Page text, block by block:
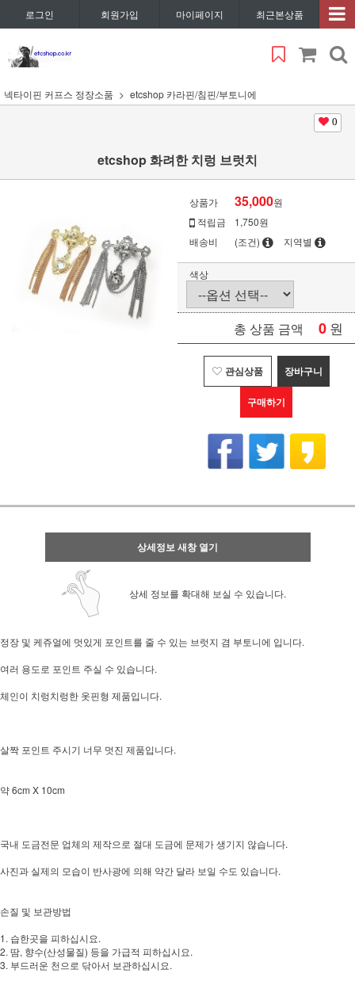
로그인 회원가입 마이페이지 최근본상품
넥타이핀 커프스 정장소품 etcshop 카라핀/침핀/부토니에
0
etcshop 화려한 치렁 브럿치
상품가 35,000원
적립금
1,750원
배송비
(조건) 지역별
색상
총 상품 금액 0 원
관심상품 장바구니
구매하기
상세정보 새창 열기
상세 정보를 확대해 보실 수 있습니다.
정장 및 케쥬얼에 멋있게 포인트를 줄 수 있는 브럿지 겸 부토니에 입니다.
여러 용도로 포인트 주실 수 있습니다.
체인이 치렁치렁한 옷핀형 제품입니다.
살짝 포인트 주시기 너무 멋진 제품입니다.
약 6cm X 10cm
국내 도금전문 업체의 제작으로 절대 도금에 문제가 생기지 않습니다.
사진과 실제의 모습이 반사광에 의해 약간 달라 보일 수도 있습니다.
손질 및 보관방법
1. 습한곳을 피하십시요.
2. 땀, 향수(산성물질) 등을 가급적 피하십시요.
3. 부드러운 천으로 닦아서 보관하십시요.